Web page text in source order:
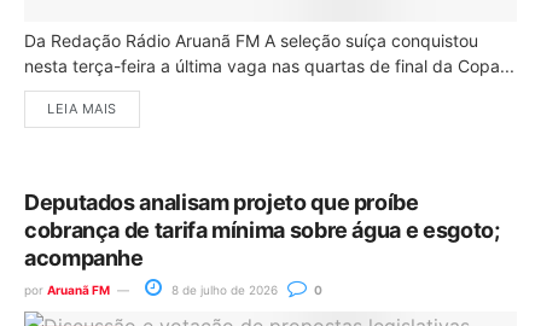
Da Redação Rádio Aruanã FM A seleção suíça conquistou
nesta terça-feira a última vaga nas quartas de final da Copa...
LEIA MAIS
Deputados analisam projeto que proíbe
cobrança de tarifa mínima sobre água e esgoto;
acompanhe
por Aruanã FM 8 de julho de 2026 0